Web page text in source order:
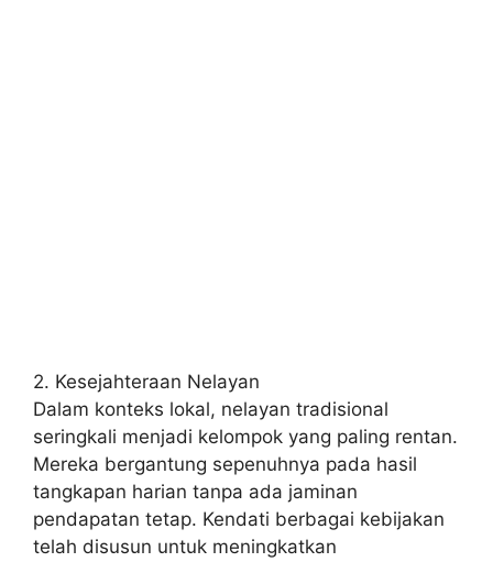
2. Kesejahteraan Nelayan
Dalam konteks lokal, nelayan tradisional
seringkali menjadi kelompok yang paling rentan.
Mereka bergantung sepenuhnya pada hasil
tangkapan harian tanpa ada jaminan
pendapatan tetap. Kendati berbagai kebijakan
telah disusun untuk meningkatkan